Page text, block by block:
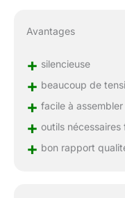
Avantages
+ silencieuse
+ beaucoup de
+ facile à assembler
+ outils nécessaires
+ bon rapport